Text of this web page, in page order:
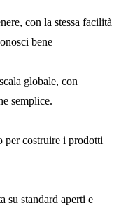
con la stessa facilità
bene
globale, con
semplice.
per costruire i prodotti
su standard aperti e